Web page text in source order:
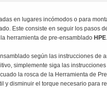
en lugares incómodos o para
Este consiste en seguir los pasos
herramienta de pre-ensamblado HPE
según las instrucciones de
simplemente siga las
la rosca de la Herramienta de
y disminuir el torque necesario para